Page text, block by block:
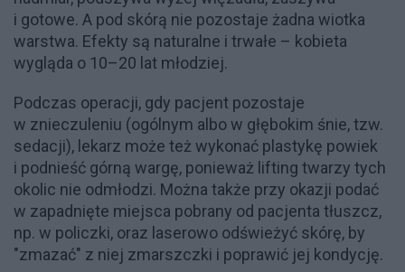
i gotowe. A pod skórą nie pozostaje żadna wiotka
warstwa. Efekty są naturalne i trwałe – kobieta
wygląda o 10–20 lat młodziej.
Podczas operacji, gdy pacjent pozostaje
w znieczuleniu (ogólnym albo w głębokim śnie, tzw.
sedacji), lekarz może też wykonać plastykę powiek
i podnieść górną wargę, ponieważ lifting twarzy tych
okolic nie odmłodzi. Można także przy okazji podać
w zapadnięte miejsca pobrany od pacjenta tłuszcz,
np. w policzki, oraz laserowo odświeżyć skórę, by
"zmazać" z niej zmarszczki i poprawić jej kondycję.